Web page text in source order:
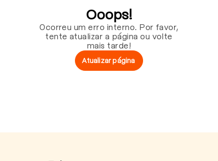
Ooops!
Ocorreu um erro interno. Por favor,
tente atualizar a página ou volte
mais tarde!
Atualizar página